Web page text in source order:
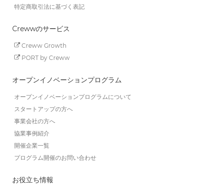
特定商取引法に基づく表記
Crewwのサービス
Creww Growth
PORT by Creww
オープンイノベーションプログラム
オープンイノベーションプログラムについて
スタートアップの方へ
事業会社の方へ
協業事例紹介
開催企業一覧
プログラム開催のお問い合わせ
お役立ち情報